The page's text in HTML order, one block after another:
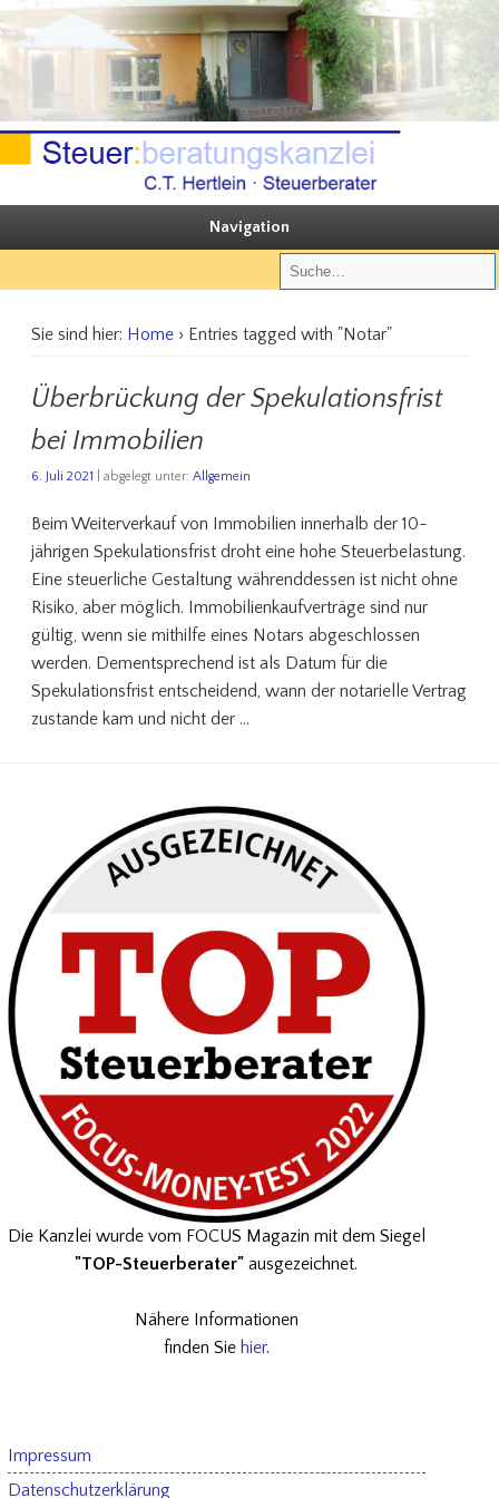
Steuerberatungskanzlei C.T. Hertlein
Sie steuern, wir beraten
Navigation
Sie sind hier: Home› Entries tagged with "Notar"
Überbrückung der Spekulationsfrist
bei Immobilien
6. Juli 2021 | abgelegt unter: Allgemein
Beim Weiterverkauf von Immobilien innerhalb der 10-
jährigen Spekulationsfrist droht eine hohe Steuerbelastung.
Eine steuerliche Gestaltung währenddessen ist nicht ohne
Risiko, aber möglich. Immobilienkaufverträge sind nur
gültig, wenn sie mithilfe eines Notars abgeschlossen
werden. Dementsprechend ist als Datum für die
Spekulationsfrist entscheidend, wann der notarielle Vertrag
zustande kam und nicht der …
Die Kanzlei wurde vom FOCUS Magazin mit dem Siegel
"TOP-Steuerberater" ausgezeichnet.
Nähere Informationen
finden Sie hier.
Impressum
Datenschutzerklärung